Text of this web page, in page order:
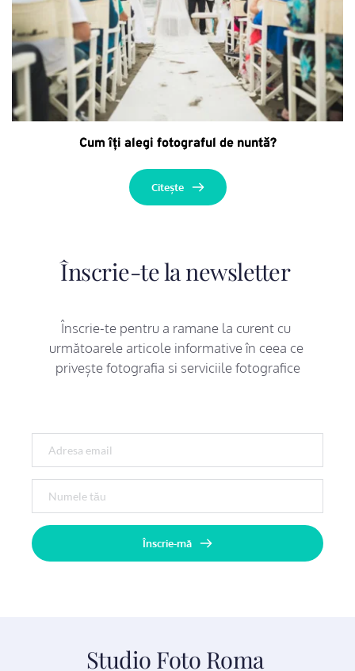
Cum îți alegi fotograful de nuntă?
Citește
Înscrie-te la newsletter
Înscrie-te pentru a ramane la curent cu
următoarele articole informative în ceea ce
privește fotografia si serviciile fotografice
Înscrie-mă
Studio Foto Roma